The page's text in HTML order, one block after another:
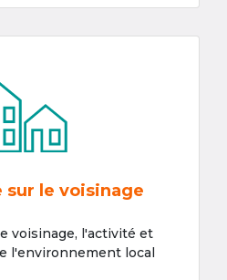
sur le voisinage
voisinage, l'activité et
l'environnement local